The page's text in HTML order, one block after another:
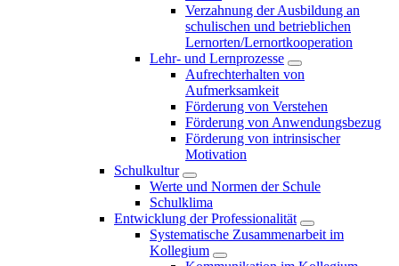
Verzahnung der Ausbildung an
schulischen und betrieblichen
Lernorten/Lernortkooperation
Lehr- und Lernprozesse
Aufrechterhalten von
Aufmerksamkeit
Förderung von Verstehen
Förderung von Anwendungsbezug
Förderung von intrinsischer
Motivation
Schulkultur
Werte und Normen der Schule
Schulklima
Entwicklung der Professionalität
Systematische Zusammenarbeit im
Kollegium